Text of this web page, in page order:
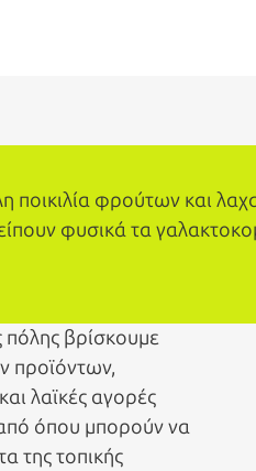
ποικιλία φρούτων και
φυσικά τα
πόλης βρίσκουμε
προϊόντων,
λαϊκές αγορές
όπου μπορούν να
της τοπικής